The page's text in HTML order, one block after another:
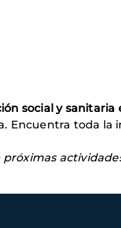
social y sanitaria
Encuentra toda